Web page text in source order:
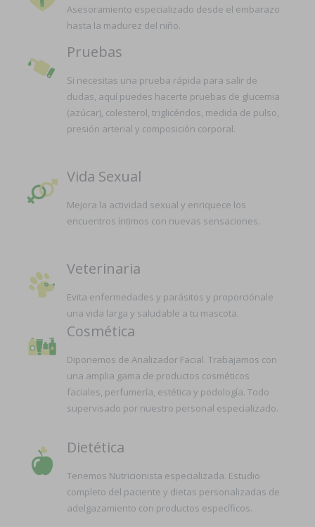
Asesoramiento especializado desde el embarazo
hasta la madurez del niño.
Pruebas
Si necesitas una prueba rápida para salir de
dudas, aquí puedes hacerte pruebas de glucemia
(azúcar), colesterol, triglicéridos, medida de pulso,
presión arterial y composición corporal.
Vida Sexual
Mejora la actividad sexual y enriquece los
encuentros íntimos con nuevas sensaciones.
Veterinaria
Evita enfermedades y parásitos y proporciónale
una vida larga y saludable a tu mascota.
Cosmética
Diponemos de Analizador Facial. Trabajamos con
una amplia gama de productos cosméticos
faciales, perfumería, estética y podología. Todo
supervisado por nuestro personal especializado.
Dietética
Tenemos Nutricionista especializada. Estudio
completo del paciente y dietas personalizadas de
adelgazamiento con productos específicos.